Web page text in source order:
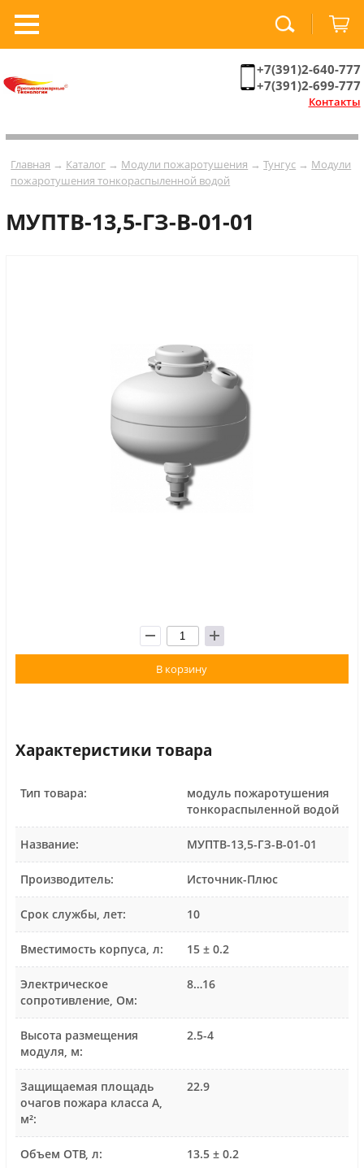
+7(391)2-640-777
+7(391)2-699-777
Контакты
Главная → Каталог → Модули пожаротушения →Тунгус → Модули
пожаротушения тонкораспыленной водой
МУПТВ-13,5-ГЗ-В-01-01
В корзину
Характеристики товара
Тип товара:
модуль пожаротушения
тонкораспыленной водой
Название: МУПТВ-13,5-ГЗ-В-01-01
Производитель: Источник-Плюс
Срок службы, лет: 10
Вместимость корпуса, л: 15 ± 0.2
Электрическое
сопротивление, Ом:
8…16
Высота размещения
модуля, м:
2.5-4
Защищаемая площадь
очагов пожара класса А,
м²:
22.9
Объем ОТВ, л: 13.5 ± 0.2